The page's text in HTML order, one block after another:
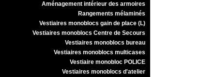
Aménagement intérieur des armoires
Rangements mélaminés
Vestiaires monoblocs gain de place (L)
Vestiaires monoblocs Centre de Secours
Vestiaires monoblocs bureau
Vestiaires monoblocs multicases
Vestiaire monobloc POLICE
Vestiaires monoblocs d'atelier